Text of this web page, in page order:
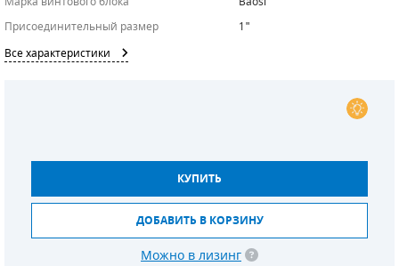
Присоединительный размер
1"
Все характеристики
КУПИТЬ
ДОБАВИТЬ В КОРЗИНУ
Можно в лизинг
СМЕННЫЕ ЭЛЕМЕНТЫ МАГИСТРАЛЬНЫХ
БЕНЗИНОВЫЕ ДВИГАТЕЛИ
ДИЗЕЛЬНЫЕ ДВИГАТЕЛИ
ДЕТАЛИ ДВС